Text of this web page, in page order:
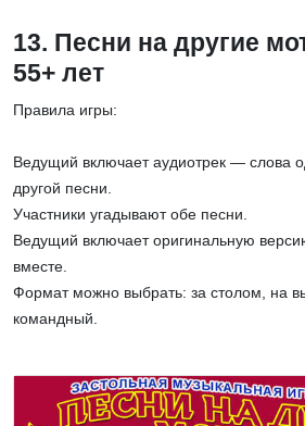
13. Песни на другие
55+ лет
Правила игры:
Ведущий включает аудиотрек — слова
другой песни.
Участники угадывают обе песни.
Ведущий включает оригинальную
вместе.
Формат можно выбрать: за столом, на
командный.